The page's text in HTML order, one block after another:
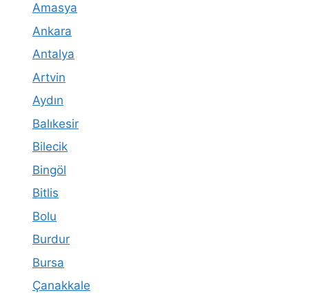
Amasya
Ankara
Antalya
Artvin
Aydın
Balıkesir
Bilecik
Bingöl
Bitlis
Bolu
Burdur
Bursa
Çanakkale